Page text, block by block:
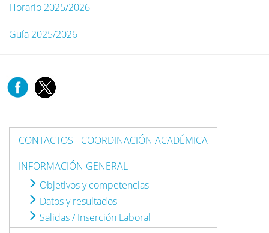
Horario 2025/2026
Guía 2025/2026
CONTACTOS - COORDINACIÓN ACADÉMICA
INFORMACIÓN GENERAL
Objetivos y competencias
Datos y resultados
Salidas / Inserción Laboral